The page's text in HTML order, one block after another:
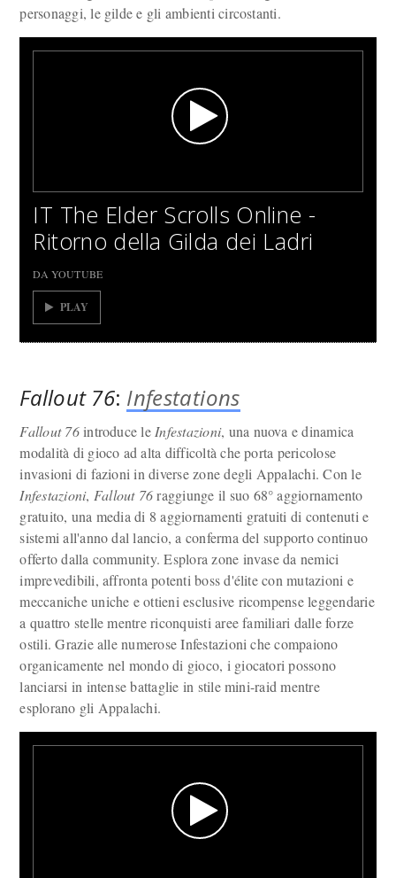
personaggi, le gilde e gli ambienti circostanti.
IT The Elder Scrolls Online -
Ritorno della Gilda dei Ladri
DA YOUTUBE
PLAY
Fallout 76: Infestations
Fallout 76introduce le Infestazioni, una nuova e dinamica
modalità di gioco ad alta difficoltà che porta pericolose
invasioni di fazioni in diverse zone degli Appalachi. Con le
Infestazioni, Fallout 76raggiunge il suo 68° aggiornamento
gratuito, una media di 8 aggiornamenti gratuiti di contenuti e
sistemi all'anno dal lancio, a conferma del supporto continuo
offerto dalla community. Esplora zone invase da nemici
imprevedibili, affronta potenti boss d'élite con mutazioni e
meccaniche uniche e ottieni esclusive ricompense leggendarie
a quattro stelle mentre riconquisti aree familiari dalle forze
ostili. Grazie alle numerose Infestazioni che compaiono
organicamente nel mondo di gioco, i giocatori possono
lanciarsi in intense battaglie in stile mini-raid mentre
esplorano gli Appalachi.